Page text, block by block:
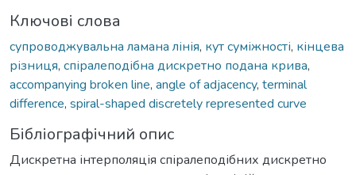
Ключові слова
супроводжувальна ламана лінія, кут суміжності, кінцева
різниця, спіралеподібна дискретно подана крива,
accompanying broken line, angle of adjacency, terminal
difference, spiral-shaped discretely represented curve
Бібліографічний опис
Дискретна інтерполяція спіралеподібних дискретно